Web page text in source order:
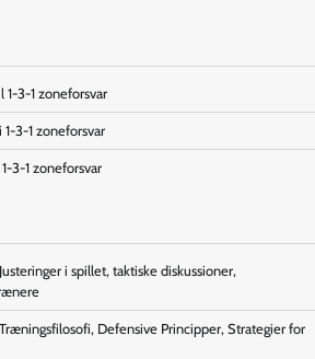
1-3-1 zoneforsvar
3-1 zoneforsvar
3-1 zoneforsvar
i spillet, taktiske diskussioner,
Defensive Principper, Strategier for